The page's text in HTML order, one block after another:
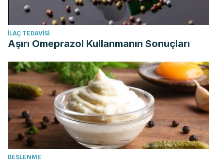
İLAÇ TEDAVISI
Aşırı Omeprazol Kullanmanın Sonuçları
BESLENME